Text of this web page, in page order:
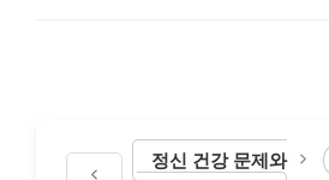
정신 건강 문제와